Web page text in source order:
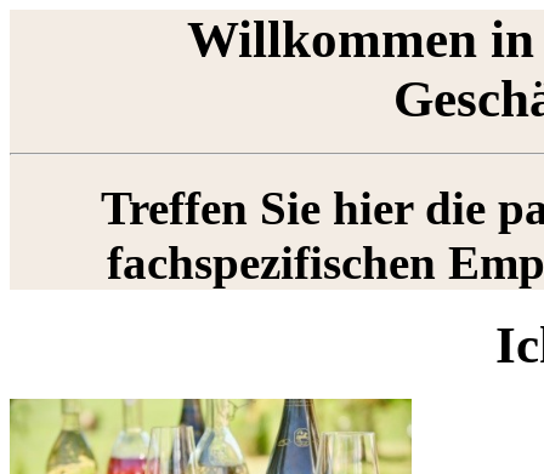
Willkommen in
Treffen Sie hier die
fachspezifischen